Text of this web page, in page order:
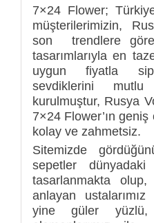
7×24 Flower;
müşterilerimizin,
son trendlere
tasarımlarıyla en
uygun fiyatla
sevdiklerini
kurulmuştur, Rusya
7×24 Flower’ın
kolay ve zahmetsiz.
Sitemizde
sepetler
tasarlanmakta olup,
anlayan ustalarımız
yine güler yüzlü,